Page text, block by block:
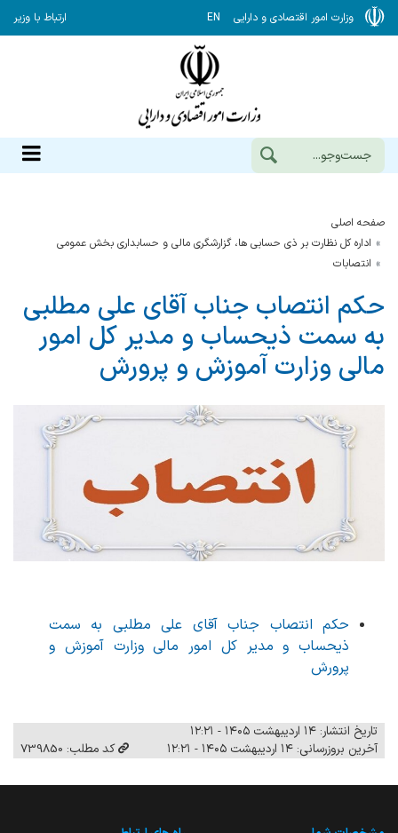
وزارت امور اقتصادی و دارایی EN ارتباط با وزیر
صفحه اصلی
اداره کل نظارت بر ذی حسابی ها، گزارشگری مالی و حسابداری بخش عمومی
انتصابات
حکم انتصاب جناب آقای علی مطلبی
به سمت ذیحساب و مدیر کل امور
مالی وزارت آموزش و پرورش
حکم انتصاب جناب آقای علی مطلبی به سمت
ذیحساب و مدیر کل امور مالی وزارت آموزش و
پرورش
تاریخ انتشار: ۱۴ اردیبهشت ۱۴۰۵ - ۱۲:۲۱
آخرین بروزرسانی: ۱۴ اردیبهشت ۱۴۰۵ - ۱۲:۲۱
کد مطلب: 739850